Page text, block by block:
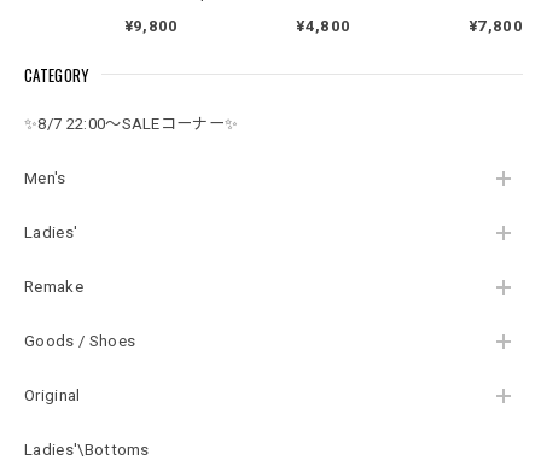
CATEGORY
✨8/7 22:00～SALEコーナー✨
Men's
Ladies'
Remake
Goods / Shoes
Original
Ladies'\Bottoms
ト ジャージ ヴィンテ
シュロゴ ビンテージ
¥9,800
ラー コットン ストラ
ージ 長袖 ビンテージ
¥4,800
リメイクプリント デ
ブTシャツ 長袖 ミリ
¥7,800